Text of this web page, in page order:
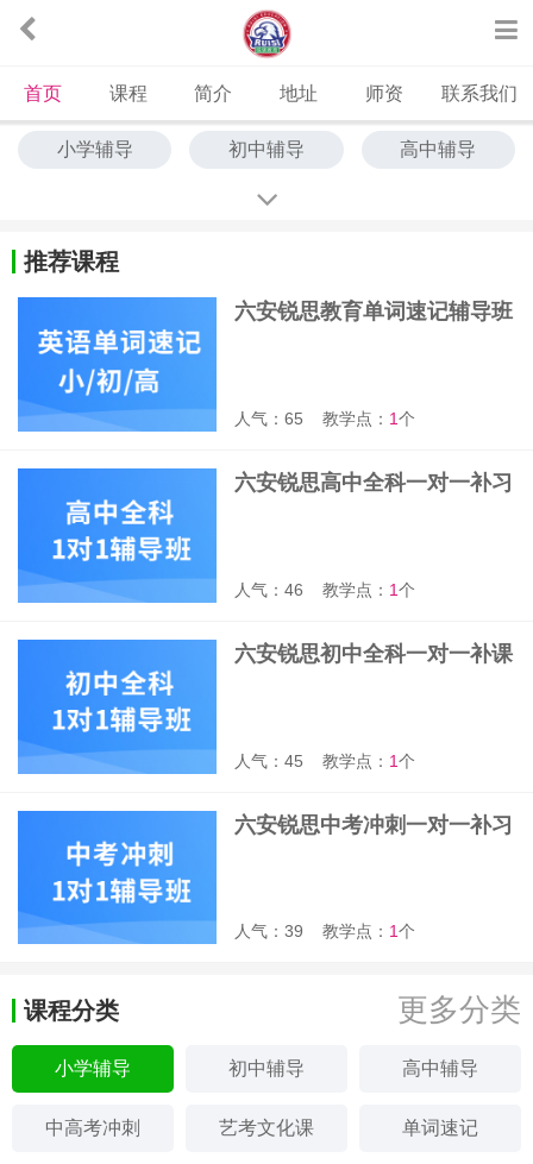
首页 课程 简介 地址 师资 联系我们
小学辅导 初中辅导 高中辅导
艺考文化课
推荐课程
六安锐思教育单词速记辅导班
人气：65 教学点： 1个
六安锐思高中全科一对一补习
人气：46 教学点： 1个
六安锐思初中全科一对一补课
人气：45 教学点： 1个
六安锐思中考冲刺一对一补习
人气：39 教学点： 1个
课程分类 更多分类
小学辅导 初中辅导 高中辅导
中高考冲刺 艺考文化课 单词速记